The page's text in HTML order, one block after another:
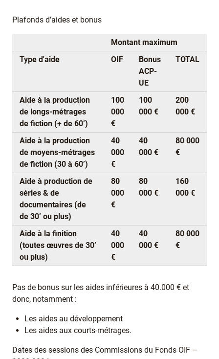
Plafonds d’aides et bonus
Montant maximum
Type d'aide
OIF
Bonus
ACP-
UE
TOTAL
Aide à la production
de longs-métrages
de fiction (+ de 60’)
100
000
€
100
000 €
200
000 €
Aide à la production
de moyens-métrages
de fiction (30 à 60’)
40
000
€
40
000 €
80 000
€
Aide à production de
séries & de
documentaires (de
de 30’ ou plus)
80
000
€
80
000 €
160
000 €
Aide à la finition
(toutes œuvres de 30’
ou plus)
40
000
€
40
000 €
80 000
€
Pas de bonus sur les aides inférieures à 40.000 € et
donc, notamment :
Les aides au développement
Les aides aux courts-métrages.
Dates des sessions des Commissions du Fonds OIF –